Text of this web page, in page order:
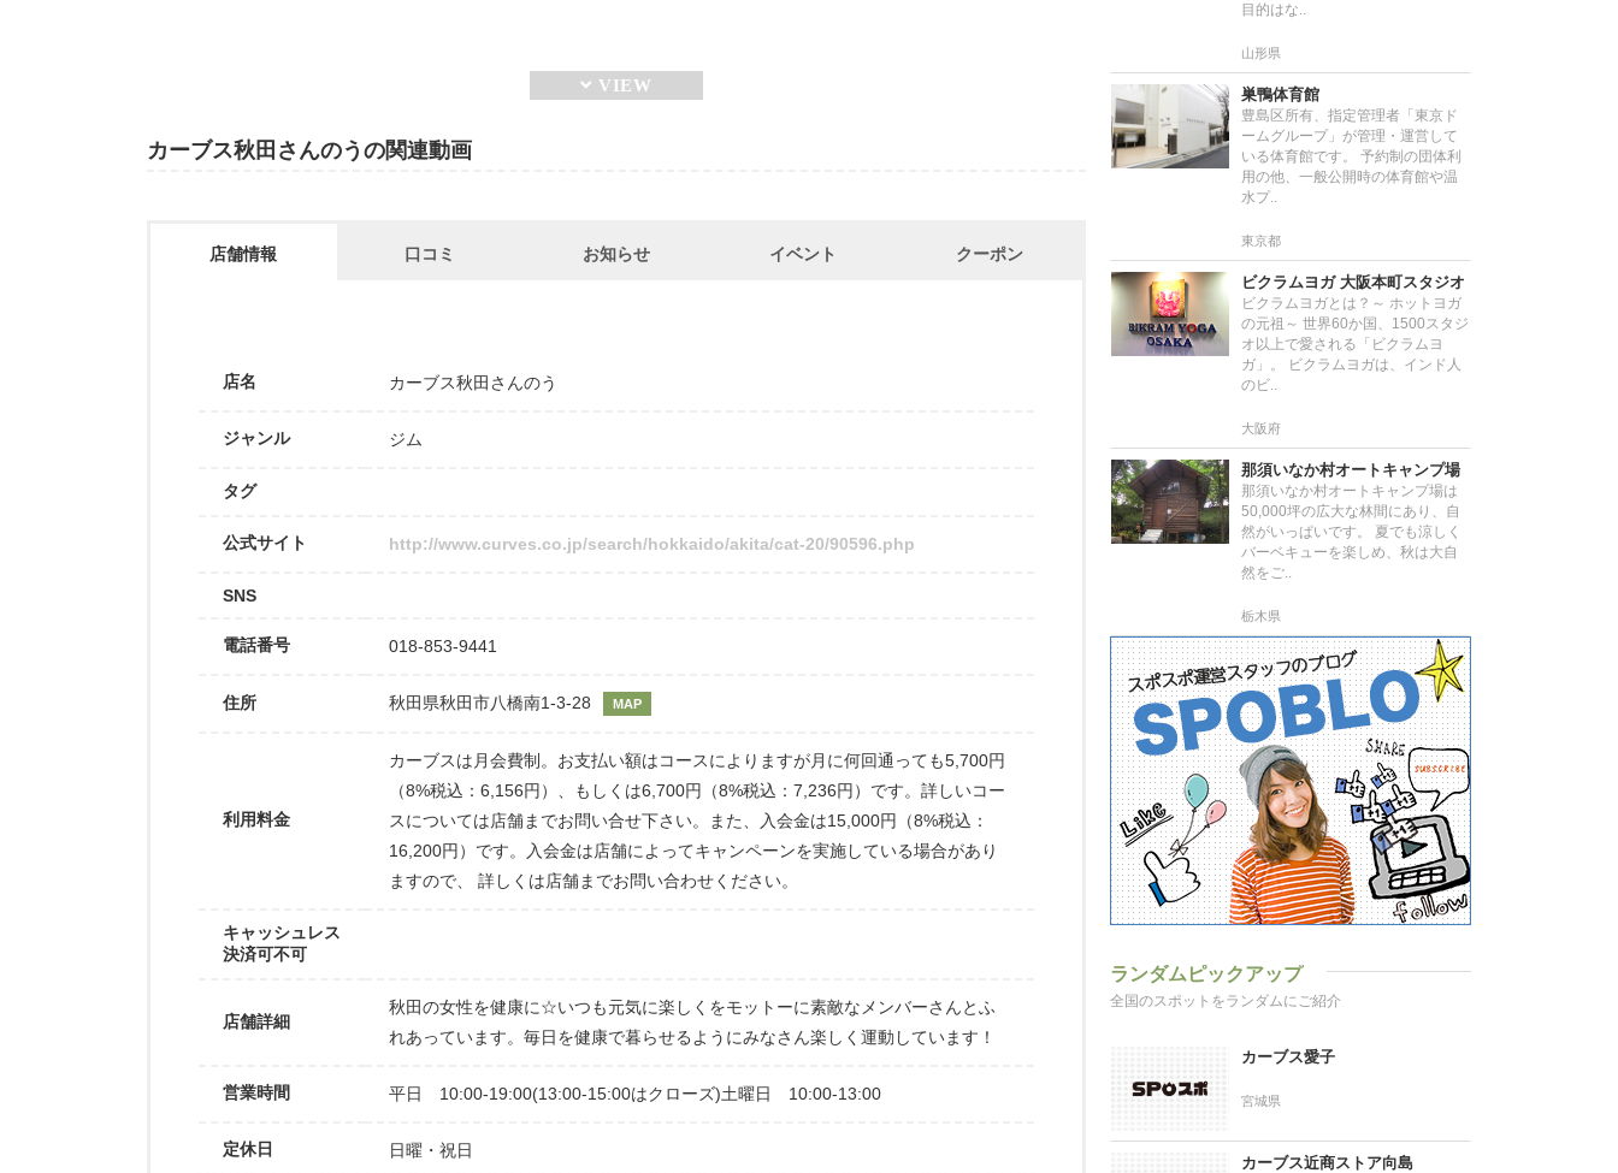
カーブス秋田さんのうの関連動画
店舗情報 口コミ お知らせ イベント クーポン
店名 カーブス秋田さんのう
ジャンル ジム
タグ
公式サイト http://www.curves.co.jp/search/hokkaido/akita/cat-20/90596.php
SNS
電話番号 018-853-9441
住所 秋田県秋田市八橋南1-3-28 MAP
利用料金
カーブスは月会費制。お支払い額はコースによりますが月に何回通っても5,700円
（8%税込：6,156円）、もしくは6,700円（8%税込：7,236円）です。詳しいコー
スについては店舗までお問い合せ下さい。また、入会金は15,000円（8%税込：
16,200円）です。入会金は店舗によってキャンペーンを実施している場合があり
ますので、 詳しくは店舗までお問い合わせください。
キャッシュレス
決済可不可
店舗詳細
秋田の女性を健康に☆いつも元気に楽しくをモットーに素敵なメンバーさんとふ
れあっています。毎日を健康で暮らせるようにみなさん楽しく運動しています！
営業時間 平日 10:00-19:00(13:00-15:00はクローズ)土曜日 10:00-13:00
定休日 日曜・祝日
目的はな..
山形県
巣鴨体育館
豊島区所有、指定管理者「東京ド
ームグループ」が管理・運営して
いる体育館です。 予約制の団体利
用の他、一般公開時の体育館や温
水プ..
東京都
ビクラムヨガ 大阪本町スタジオ
ビクラムヨガとは？～ ホットヨガ
の元祖～ 世界60か国、1500スタジ
オ以上で愛される「ビクラムヨ
ガ」。 ビクラムヨガは、インド人
のビ..
大阪府
那須いなか村オートキャンプ場
那須いなか村オートキャンプ場は
50,000坪の広大な林間にあり、自
然がいっぱいです。 夏でも涼しく
バーベキューを楽しめ、秋は大自
然をご..
栃木県
ランダムピックアップ
全国のスポットをランダムにご紹介
カーブス愛子
宮城県
カーブス近商ストア向島